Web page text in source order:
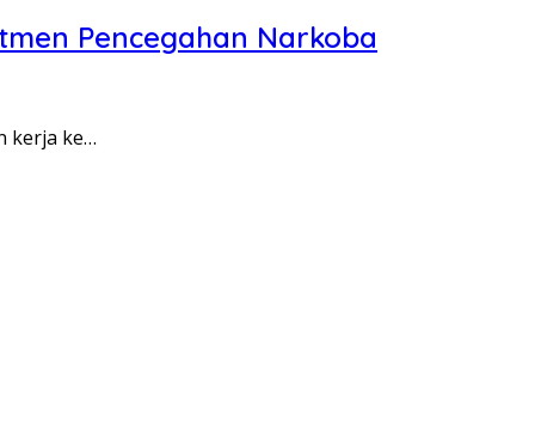
Pencegahan Narkoba
kerja ke…